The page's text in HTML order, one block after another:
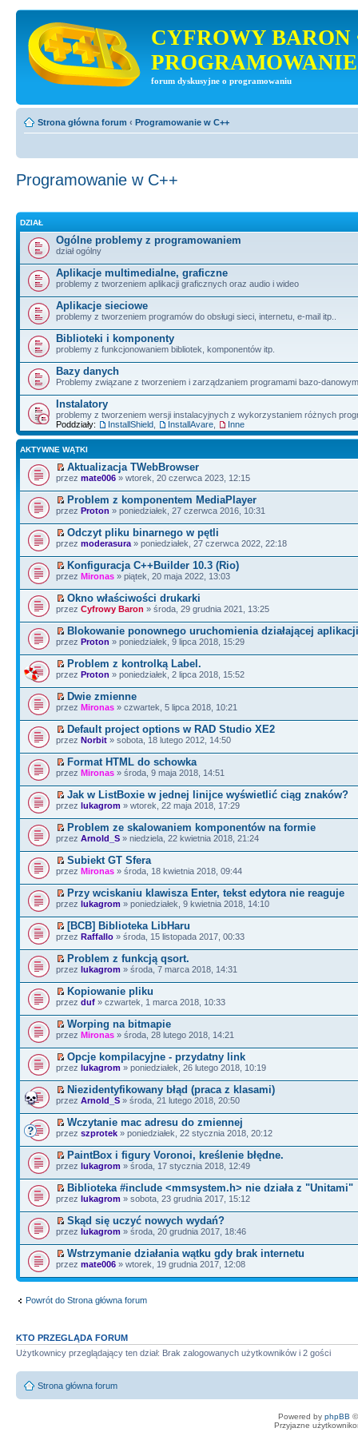
CYFROWY BARON
PROGRAMOWANIE
forum dyskusyjne o programowaniu
Strona główna forum ‹ Programowanie w C++
Programowanie w C++
DZIAŁ
Ogólne problemy z programowaniem
dział ogólny
Aplikacje multimedialne, graficzne
problemy z tworzeniem aplikacji graficznych oraz audio i wideo
Aplikacje sieciowe
problemy z tworzeniem programów do obsługi sieci, internetu, e-mail itp..
Biblioteki i komponenty
problemy z funkcjonowaniem bibliotek, komponentów itp.
Bazy danych
Problemy związane z tworzeniem i zarządzaniem programami bazo-
Instalatory
problemy z tworzeniem wersji instalacyjnych z wykorzystaniem różnych
Poddziały:
InstallShield InstallAvare Inne
AKTYWNE WĄTKI
Aktualizacja TWebBrowser
przez mate006 » wtorek, 20 czerwca 2023, 12:15
Problem z komponentem MediaPlayer
przez Proton » poniedziałek, 27 czerwca 2016, 10:31
Odczyt pliku binarnego w pętli
przez moderasura » poniedziałek, 27 czerwca 2022, 22:18
Konfiguracja C++Builder 10.3 (Rio)
przez Mironas » piątek, 20 maja 2022, 13:03
Okno właściwości drukarki
przez Cyfrowy Baron » środa, 29 grudnia 2021, 13:25
Blokowanie ponownego uruchomienia działającej
przez Proton » poniedziałek, 9 lipca 2018, 15:29
Problem z kontrolką Label.
przez Proton » poniedziałek, 2 lipca 2018, 15:52
Dwie zmienne
przez Mironas » czwartek, 5 lipca 2018, 10:21
Default project options w RAD Studio XE2
przez Norbit » sobota, 18 lutego 2012, 14:50
Format HTML do schowka
przez Mironas » środa, 9 maja 2018, 14:51
Jak w ListBoxie w jednej linijce wyświetlić ciąg znaków?
przez lukagrom » wtorek, 22 maja 2018, 17:29
Problem ze skalowaniem komponentów na formie
przez Arnold_S » niedziela, 22 kwietnia 2018, 21:24
Subiekt GT Sfera
przez Mironas » środa, 18 kwietnia 2018, 09:44
Przy wciskaniu klawisza Enter, tekst edytora nie reaguje
przez lukagrom » poniedziałek, 9 kwietnia 2018, 14:10
[BCB] Biblioteka LibHaru
przez Raffallo » środa, 15 listopada 2017, 00:33
Problem z funkcją qsort.
przez lukagrom » środa, 7 marca 2018, 14:31
Kopiowanie pliku
przez duf » czwartek, 1 marca 2018, 10:33
Worping na bitmapie
przez Mironas » środa, 28 lutego 2018, 14:21
Opcje kompilacyjne - przydatny link
przez lukagrom » poniedziałek, 26 lutego 2018, 10:19
Niezidentyfikowany błąd (praca z klasami)
przez Arnold_S » środa, 21 lutego 2018, 20:50
Wczytanie mac adresu do zmiennej
przez szprotek » poniedziałek, 22 stycznia 2018, 20:12
PaintBox i figury Voronoi, kreślenie błędne.
przez lukagrom » środa, 17 stycznia 2018, 12:49
Biblioteka #include <mmsystem.h> nie działa z "Unitami"
przez lukagrom » sobota, 23 grudnia 2017, 15:12
Skąd się uczyć nowych wydań?
przez lukagrom » środa, 20 grudnia 2017, 18:46
Wstrzymanie działania wątku gdy brak internetu
przez mate006 » wtorek, 19 grudnia 2017, 12:08
Powrót do Strona główna forum
KTO PRZEGLĄDA FORUM
Użytkownicy przeglądający ten dział: Brak zalogowanych użytkowników i 2 gości
Strona główna forum
Powered by phpBB
Przyjazne